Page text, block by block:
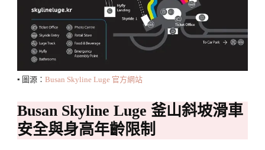
▪️ 圖源： Busan Skyline Luge 官方網站
Busan Skyline Luge 釜山斜坡滑車
安全與身高年齡限制